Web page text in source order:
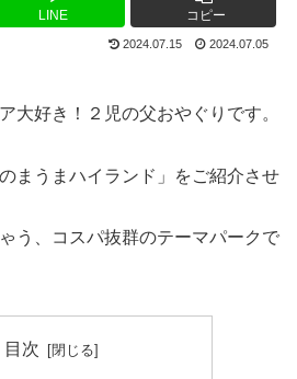
LINE コピー
2024.07.15 2024.07.05
大好き！２児の父おやぐりです。
まうまハイランド」をご紹介させ
う、コスパ抜群のテーマパークで
目次